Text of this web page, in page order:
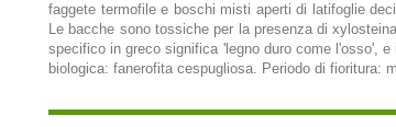
faggete termofile e boschi misti aperti di latifoglie
Le bacche sono tossiche per la presenza di
specifico in greco significa 'legno duro come l'osso',
biologica: fanerofita cespugliosa. Periodo di fioritura: